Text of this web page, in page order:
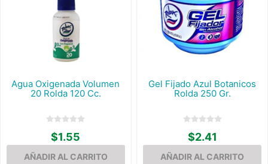
Agua Oxigenada Volumen
20 Rolda 120 Cc.
$1.55
Gel Fijado Azul Botanicos
Rolda 250 Gr.
$2.41